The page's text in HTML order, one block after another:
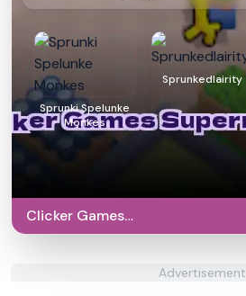
Sprunki Spelunke
Monkes
Sprunkedlairity
Clicker Games
Supermarket Master
Advertisement